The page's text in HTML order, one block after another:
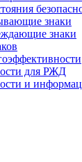
знаки
знаки
для РЖД
и